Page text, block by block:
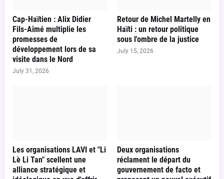
Cap-Haïtien : Alix Didier
Fils-Aimé multiplie les
promesses de
développement lors de sa
visite dans le Nord
July 31, 2026
Retour de Michel Martelly en
Haïti : un retour politique
sous l'ombre de la justice
July 15, 2026
Les organisations LAVI et "Li
Lè Li Tan" scellent une
alliance stratégique et
Deux organisations
réclament le départ du
gouvernement de facto et